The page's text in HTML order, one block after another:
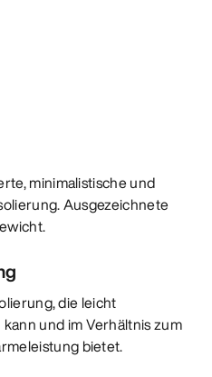
minimalistische und
Ausgezeichnete
die leicht
und im Verhältnis zum
bietet.